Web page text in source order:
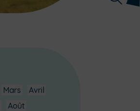
Mars
Avril
Août